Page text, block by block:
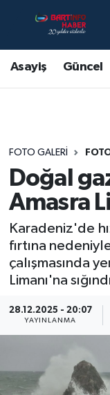
Asayiş Güncel
FOTO GALERI
Doğal
Amasra
Karadeniz'de
fırtına
çalışmasında
Limanı'na
28.12.2025 - 20:07
YAYINLANMA
Asayiş
Bartın
Eğitim
Ekonomi
Güncel
Kültür-
Medya
Sağlık
Bartın
Bartın Hava
Bartın Trafik
Süper Lig
Tüm
Son Dakika